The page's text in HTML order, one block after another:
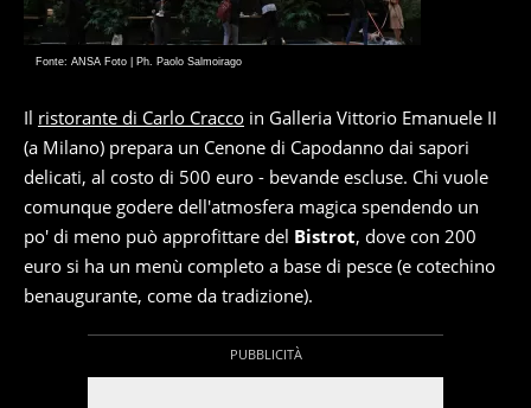
Fonte: ANSA Foto | Ph. Paolo Salmoirago
Il ristorante di Carlo Cracco in Galleria Vittorio Emanuele II
(a Milano) prepara un Cenone di Capodanno dai sapori
delicati, al costo di 500 euro - bevande escluse. Chi vuole
comunque godere dell'atmosfera magica spendendo un
po' di meno può approfittare del Bistrot, dove con 200
euro si ha un menù completo a base di pesce (e cotechino
benaugurante, come da tradizione).